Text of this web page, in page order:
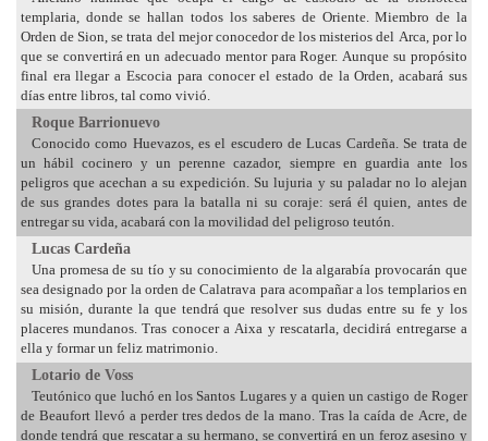
templaria, donde se hallan todos los saberes de Oriente. Miembro de la
Orden de Sion, se trata del mejor conocedor de los misterios del Arca, por lo
que se convertirá en un adecuado mentor para Roger. Aunque su propósito
final era llegar a Escocia para conocer el estado de la Orden, acabará sus
días entre libros, tal como vivió.
Roque Barrionuevo
Conocido como Huevazos, es el escudero de Lucas Cardeña. Se trata de
un hábil cocinero y un perenne cazador, siempre en guardia ante los
peligros que acechan a su expedición. Su lujuria y su paladar no lo alejan
de sus grandes dotes para la batalla ni su coraje: será él quien, antes de
entregar su vida, acabará con la movilidad del peligroso teutón.
Lucas Cardeña
Una promesa de su tío y su conocimiento de la algarabía provocarán que
sea designado por la orden de Calatrava para acompañar a los templarios en
su misión, durante la que tendrá que resolver sus dudas entre su fe y los
placeres mundanos. Tras conocer a Aixa y rescatarla, decidirá entregarse a
ella y formar un feliz matrimonio.
Lotario de Voss
Teutónico que luchó en los Santos Lugares y a quien un castigo de Roger
de Beaufort llevó a perder tres dedos de la mano. Tras la caída de Acre, de
donde tendrá que rescatar a su hermano, se convertirá en un feroz asesino y